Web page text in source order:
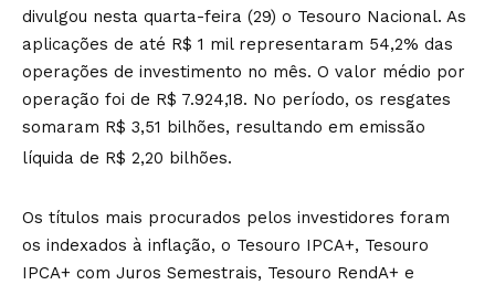
divulgou nesta quarta-feira (29) o Tesouro Nacional. As
aplicações de até R$ 1 mil representaram 54,2% das
operações de investimento no mês. O valor médio por
operação foi de R$ 7.924,18. No período, os resgates
somaram R$ 3,51 bilhões, resultando em emissão
líquida de R$ 2,20 bilhões.
Os títulos mais procurados pelos investidores foram
os indexados à inflação, o Tesouro IPCA+, Tesouro
IPCA+ com Juros Semestrais, Tesouro RendA+ e